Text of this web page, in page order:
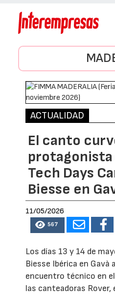
ACTUALIDAD
El canto
protagonista
Tech Days
Biesse en
11/05/2026
567
Los días 13 y 14 de
Biesse Ibérica en Gavà
encuentro técnico en
las canteadoras Rover,